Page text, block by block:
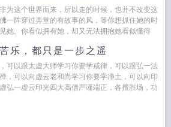
为这个世界而来，所以走的时候，也并不改变这
一阵穿过弄堂的有故事的风，等你想抓住她的时
她。你看似拥有她，却又无法拥抱她看似懂得
乐，都只是一步之遥
可以跟太虚大师学习你要学戒律，可以跟弘一法
，可以向虚云老和尚学习你要学净土，可以向印
弘一虚云印光四大高僧严谨端正，各擅胜场，功